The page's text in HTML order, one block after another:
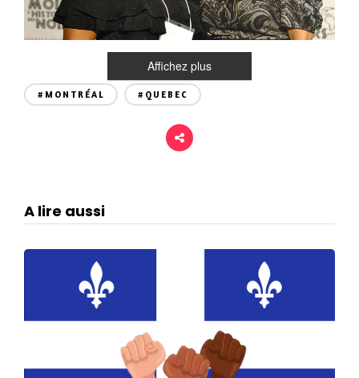
Affichez plus
#MONTRÉAL #QUEBEC
A lire aussi